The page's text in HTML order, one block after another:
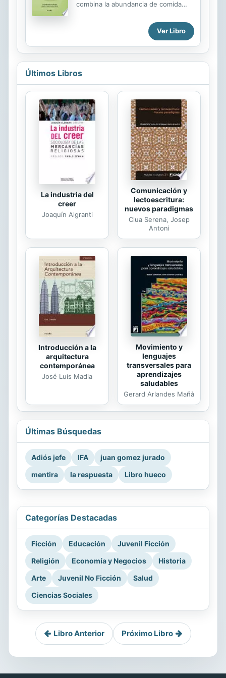
definitiva sobre cómo analizar y
comprender a las personas. Te
combina la abundancia de comida
excesiva. Asimismo, da miedo:
quienes la padecen, o pueden llegar
como una virtud y no como un
trastorno, llegando a "amar" esta
peligrosa enfermedad. Además, para
los médicos y los terapeutas esta
patología resulta especialmente
difícil de tratar porque no todos los
pacientes anoréxicos presentan los
mismos síntomas, dando lugar a
terapias muchas veces inadecuadas,
cuando no contraproducentes. No
obstante, un rayo de luz se...
Ver Libro
Últimos Libros
La industria del
creer
Joaquín Algranti
Comunicación y
lectoescritura:
nuevos paradigmas
Clua Serena, Josep
Antoni
Introducción a la
arquitectura
contemporánea
José Luis Madia
Movimiento y
lenguajes
transversales para
aprendizajes
saludables
Gerard Arlandes Mañà
Últimas Búsquedas
Adiós jefe IFA
juan gomez jurado
mentira
la respuesta Libro hueco
Categorías Destacadas
Ficción Educación
Juvenil Ficción
Religión
Economía y Negocios
Historia
Arte
Juvenil No Ficción
Salud
Ciencias Sociales
Libro Anterior Próximo Libro